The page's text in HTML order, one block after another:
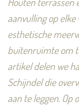
aanvulling op
esthetische
buitenruimte om
artikel delen we
Schijndel die
aan te leggen. Op